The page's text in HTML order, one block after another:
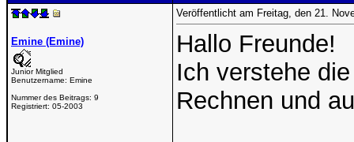
Emine (Emine)
Junior Mitglied
Benutzername: Emine
Nummer des Beitrags: 9
Registriert: 05-2003
Veröffentlicht am Freitag, den 21.
Hallo Freunde!
Ich verstehe
Rechnen und